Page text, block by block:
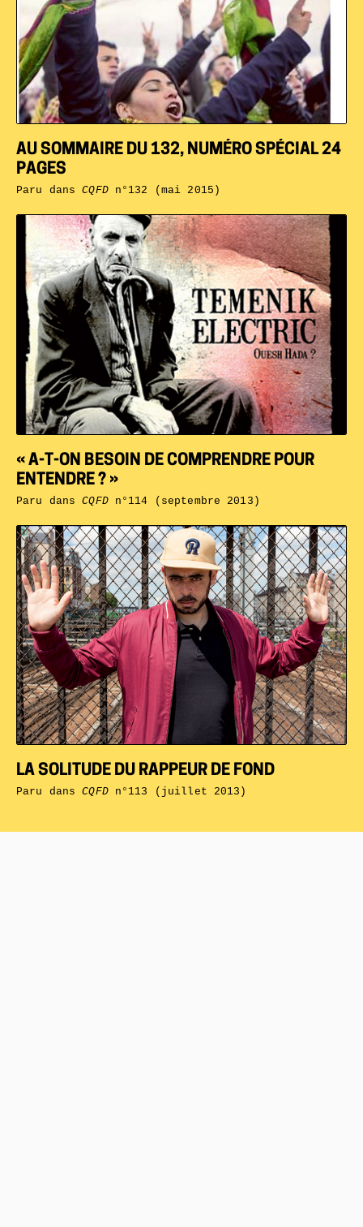
LA SOLITUDE DU RAPPEUR DE FOND
Paru dansCQFDn°113 (juillet 2013)
« A-T-ON BESOIN DE COMPRENDRE POUR
ENTENDRE ? »
Paru dansCQFDn°114 (septembre 2013)
AU SOMMAIRE DU 132, NUMÉRO SPÉCIAL 24
PAGES
Paru dansCQFDn°132 (mai 2015)